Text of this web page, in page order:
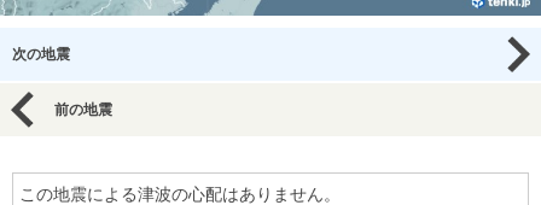
次の地震
前の地震
この地震による津波の心配はありません。